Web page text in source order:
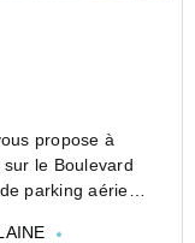
propose à
sur le Boulevard
parking aérien